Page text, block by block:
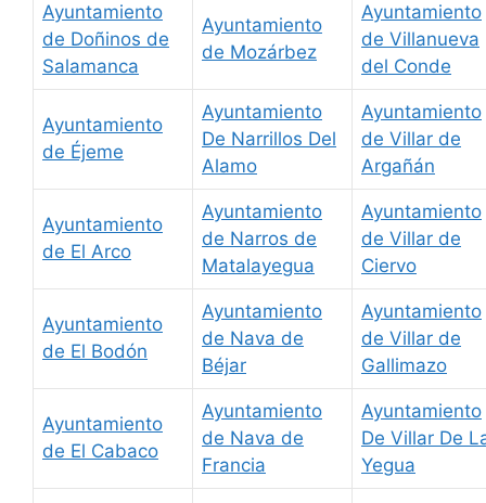
Ayuntamiento
de Doñinos de
Salamanca
Ayuntamiento
de Mozárbez
Ayuntamiento
de Villanueva
del Conde
Ayuntamiento
de Éjeme
Ayuntamiento
De Narrillos Del
Alamo
Ayuntamiento
de Villar de
Argañán
Ayuntamiento
de El Arco
Ayuntamiento
de Narros de
Matalayegua
Ayuntamiento
de Villar de
Ciervo
Ayuntamiento
de El Bodón
Ayuntamiento
de Nava de
Béjar
Ayuntamiento
de Villar de
Gallimazo
Ayuntamiento
de El Cabaco
Ayuntamiento
de Nava de
Francia
Ayuntamiento
De Villar De
Yegua